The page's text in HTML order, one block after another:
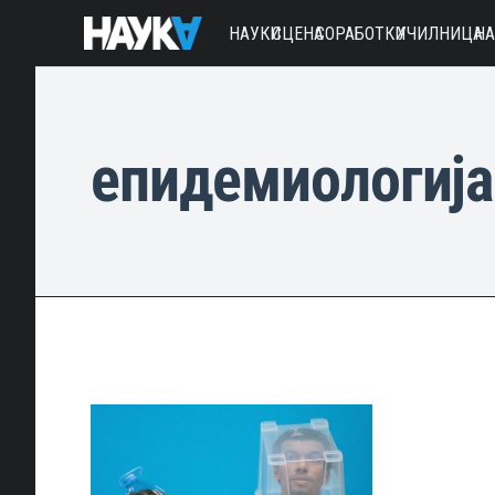
НАУКИСЦЕНАСОРАБОТКИУЧИЛНИЦА
епидемиологија